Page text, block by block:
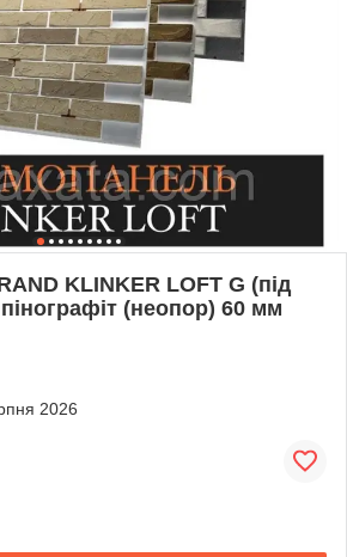
KLINKER LOFT G (під
(неопор) 60 мм
2026